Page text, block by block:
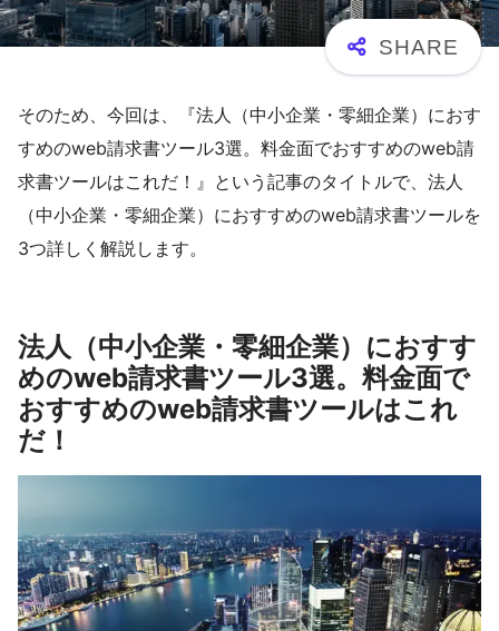
そのため、今回は、『法人（中小企業・零細企業）におす
すめのweb請求書ツール3選。料金面でおすすめのweb請
求書ツールはこれだ！』という記事のタイトルで、法人
（中小企業・零細企業）におすすめのweb請求書ツールを
3つ詳しく解説します。
法人（中小企業・零細企業）におすす
めのweb請求書ツール3選。料金面で
おすすめのweb請求書ツールはこれ
だ！